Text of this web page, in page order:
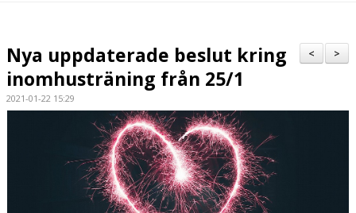
MEDLEM
MATCHER
>
<
Nya uppdaterade beslut kring
inomhusträning från 25/1
2021-01-22 15:29